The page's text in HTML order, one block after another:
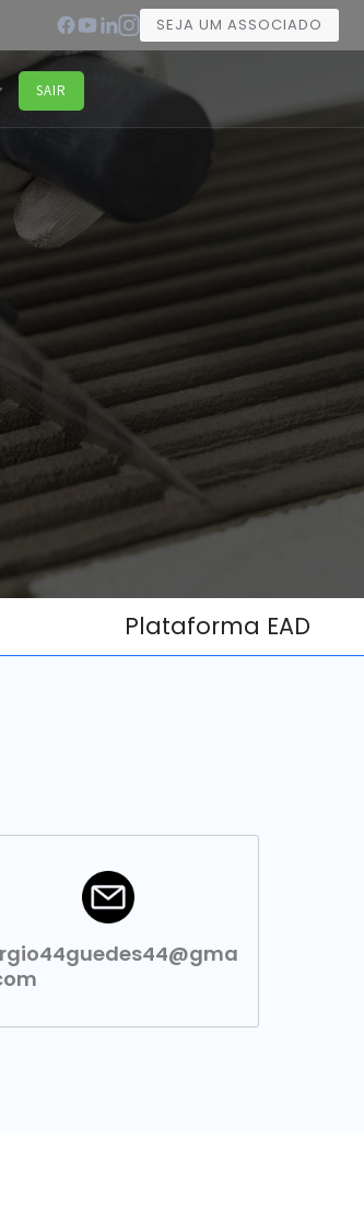
SEJA UM ASSOCIADO
SAIR
Plataforma EAD